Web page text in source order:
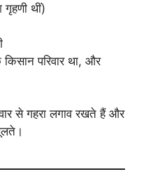
गृहणी थीं)
किसान परिवार था, और
से गहरा लगाव रखते हैं और